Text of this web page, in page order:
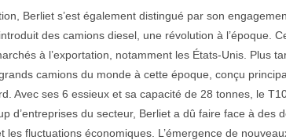
Berliet s’est également distingué par son
des camions diesel, une révolution à l’époque.
à l’exportation, notamment les États-Unis. Plus
camions du monde à cette époque, conçu
Avec ses 6 essieux et sa capacité de 28 tonnes, le
d’entreprises du secteur, Berliet a dû faire face à des
les fluctuations économiques. L’émergence de